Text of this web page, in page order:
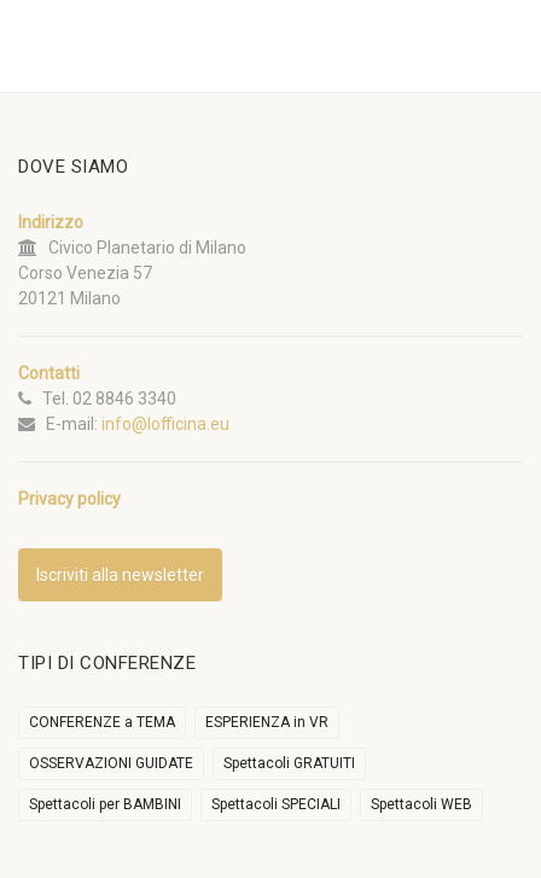
DOVE SIAMO
Indirizzo
Civico Planetario di Milano
Corso Venezia 57
20121 Milano
Contatti
Tel. 02 8846 3340
E-mail: info@lofficina.eu
Privacy policy
Iscriviti alla newsletter
TIPI DI CONFERENZE
CONFERENZE a TEMA ESPERIENZA in VR
OSSERVAZIONI GUIDATE Spettacoli GRATUITI
Spettacoli per BAMBINI Spettacoli SPECIALI Spettacoli WEB